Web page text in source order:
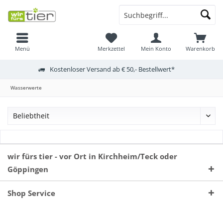
Menü Warenkorb
Merkzettel Mein Konto
Kostenloser Versand ab € 50,- Bestellwert*
Wasserwerte
wir fürs tier - vor Ort in Kirchheim/Teck oder
Göppingen
Shop Service